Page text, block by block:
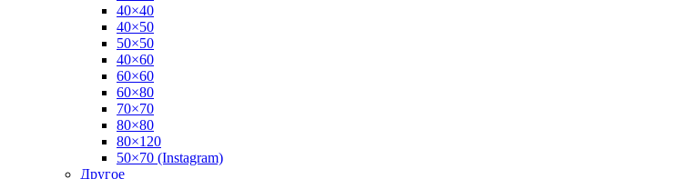
40×40
40×50
50×50
40×60
60×60
60×80
70×70
80×80
80×120
50×70 (Instagram)
Другое